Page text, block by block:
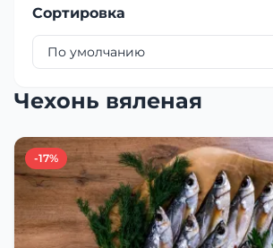
Сортировка
Чехонь вяленая
-17%